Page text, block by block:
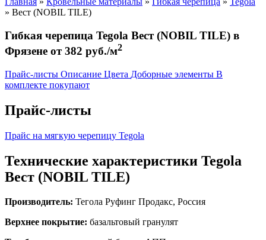
» Вест (NOBIL TILE)
Гибкая черепица Tegola Вест (NOBIL TILE) в
Фрязене от 382 руб./м2
Прайс-листы Описание Цвета Доборные элементы В
комплекте покупают
Прайс-листы
Прайс на мягкую черепицу Tegola
Технические характеристики Tegola
Вест (NOBIL TILE)
Производитель: Тегола Руфинг Продакс, Россия
Верхнее покрытие: базальтовый гранулят